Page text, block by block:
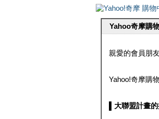
Yahoo奇摩購
親愛的會員朋
Yahoo!奇摩購
▌大聯盟計畫